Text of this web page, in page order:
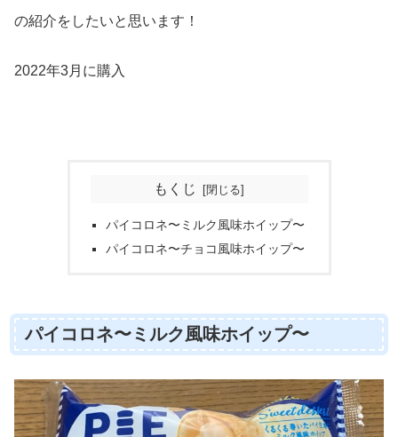
の紹介をしたいと思います！
2022年3月に購入
もくじ
パイコロネ〜ミルク風味ホイップ〜
パイコロネ〜チョコ風味ホイップ〜
パイコロネ〜ミルク風味ホイップ〜